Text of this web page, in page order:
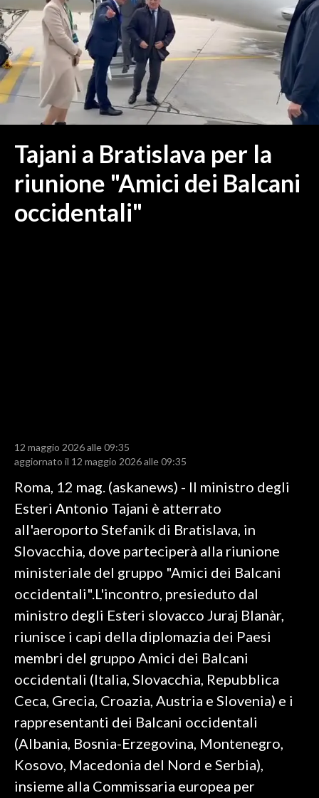
MEDIO CAMPIDANO
ORISTANO E PROVINCIA
SASSARI E PROVINCIA
GALLURA
NUORO E PROVINCIA
OGLIASTRA
CRONACA
ITALIA
MONDO
RISULTATI E CLASSIFICHE
CALCIO REGIONALE
BASKET
VOLLEY
MOTORI
TENNIS
ALTRI SPORT
CULTURA
GOSSIP
SALUTE
SARDEGNA TURISMO
Tajani a Bratislava per la
riunione "Amici dei Balcani
occidentali"
12 maggio 2026 alle 09:35
aggiornato il 12 maggio 2026 alle 09:35
Roma, 12 mag. (askanews) - Il ministro degli
Esteri Antonio Tajani è atterrato
all'aeroporto Stefanik di Bratislava, in
Slovacchia, dove parteciperà alla riunione
ministeriale del gruppo "Amici dei Balcani
occidentali".L'incontro, presieduto dal
ministro degli Esteri slovacco Juraj Blanàr,
riunisce i capi della diplomazia dei Paesi
membri del gruppo Amici dei Balcani
occidentali (Italia, Slovacchia, Repubblica
Ceca, Grecia, Croazia, Austria e Slovenia) e i
rappresentanti dei Balcani occidentali
(Albania, Bosnia-Erzegovina, Montenegro,
Kosovo, Macedonia del Nord e Serbia),
insieme alla Commissaria europea per